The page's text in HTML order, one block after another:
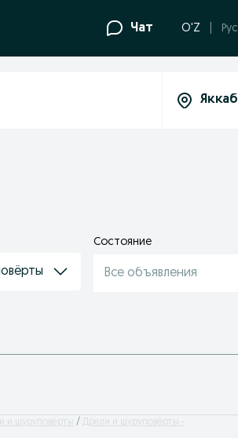
Чат O'Z Рус
Состояние
Все объявления
и шуруповёрты
Дрели и шуруповёрты -